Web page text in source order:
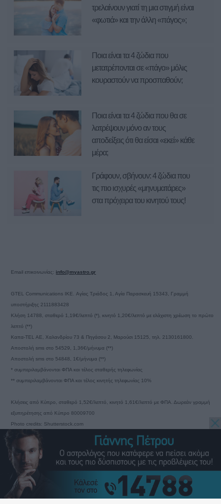
τρελαίνουν γιατί τη μια στιγμή είναι
«φωτιά» και την άλλη «πάγος»;
Ποια είναι τα 4 ζώδια που
μετατρέπονται σε «πάγο» μόλις
κουραστούν να προσπαθούν;
Ποια είναι τα 4 ζώδια που θα σε
λατρέψουν μόνο αν τους
αποδείξεις ότι θα είσαι «εκεί» κάθε
μέρα;
Γράφουν, σβήνουν: 4 ζώδια που
τις πιο ισχυρές «μηνυματάρες»
στα πρόχειρα του κινητού τους!
Email επικοινωνίας: info@myastro.gr
GTEL Communications IKE. Αγίας Τριάδος 1, Αγία Παρασκευή 15343, Γραμμή
υποστήριξης 2111883428
Κλήση 14788, σταθερό 1,19€/λεπτό (*), κινητό 1,20€/λεπτό με ελάχιστη χρέωση το πρώτο
λεπτό (**)
Καπα-TEL AE, Χαλανδρίου 73 & Πηγάσου 2, Μαρούσι 15125, τηλ. 2130161800.
Αποστολή sms στο 54529, 1,36€/μήνυμα (**)
Αποστολή sms στο 54848, 1€/μήνυμα (**)
* συμπεριλαμβάνονται ΦΠΑ και τέλος σταθερής τηλεφωνίας
** συμπεριλαμβάνονται ΦΠΑ και τέλος κινητής τηλεφωνίας 10%
Κλήσεις από Κύπρο, σταθερό 1,52€/λεπτό, κινητό 1,61€/λεπτό με ΦΠΑ. Δωρεάν γραμμή
εξυπηρέτησης από Κύπρο 80009700
Photo credits: Shutterstock.com